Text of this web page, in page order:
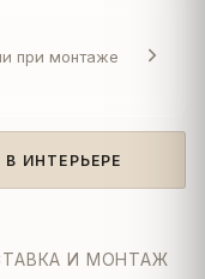
при монтаже
ИНТЕРЬЕРЕ
И МОНТАЖ